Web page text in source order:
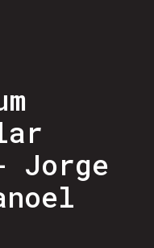
Jorge